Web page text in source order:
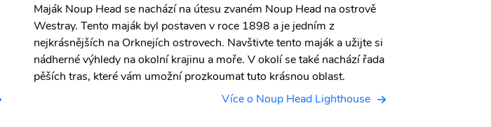
Maják Noup Head se nachází na útesu zvaném Noup Head na ostrově
Westray. Tento maják byl postaven v roce 1898 a je jedním z
nejkrásnějších na Orknejích ostrovech. Navštivte tento maják a užijte si
nádherné výhledy na okolní krajinu a moře. V okolí se také nachází řada
pěších tras, které vám umožní prozkoumat tuto krásnou oblast.
Více o Noup Head Lighthouse